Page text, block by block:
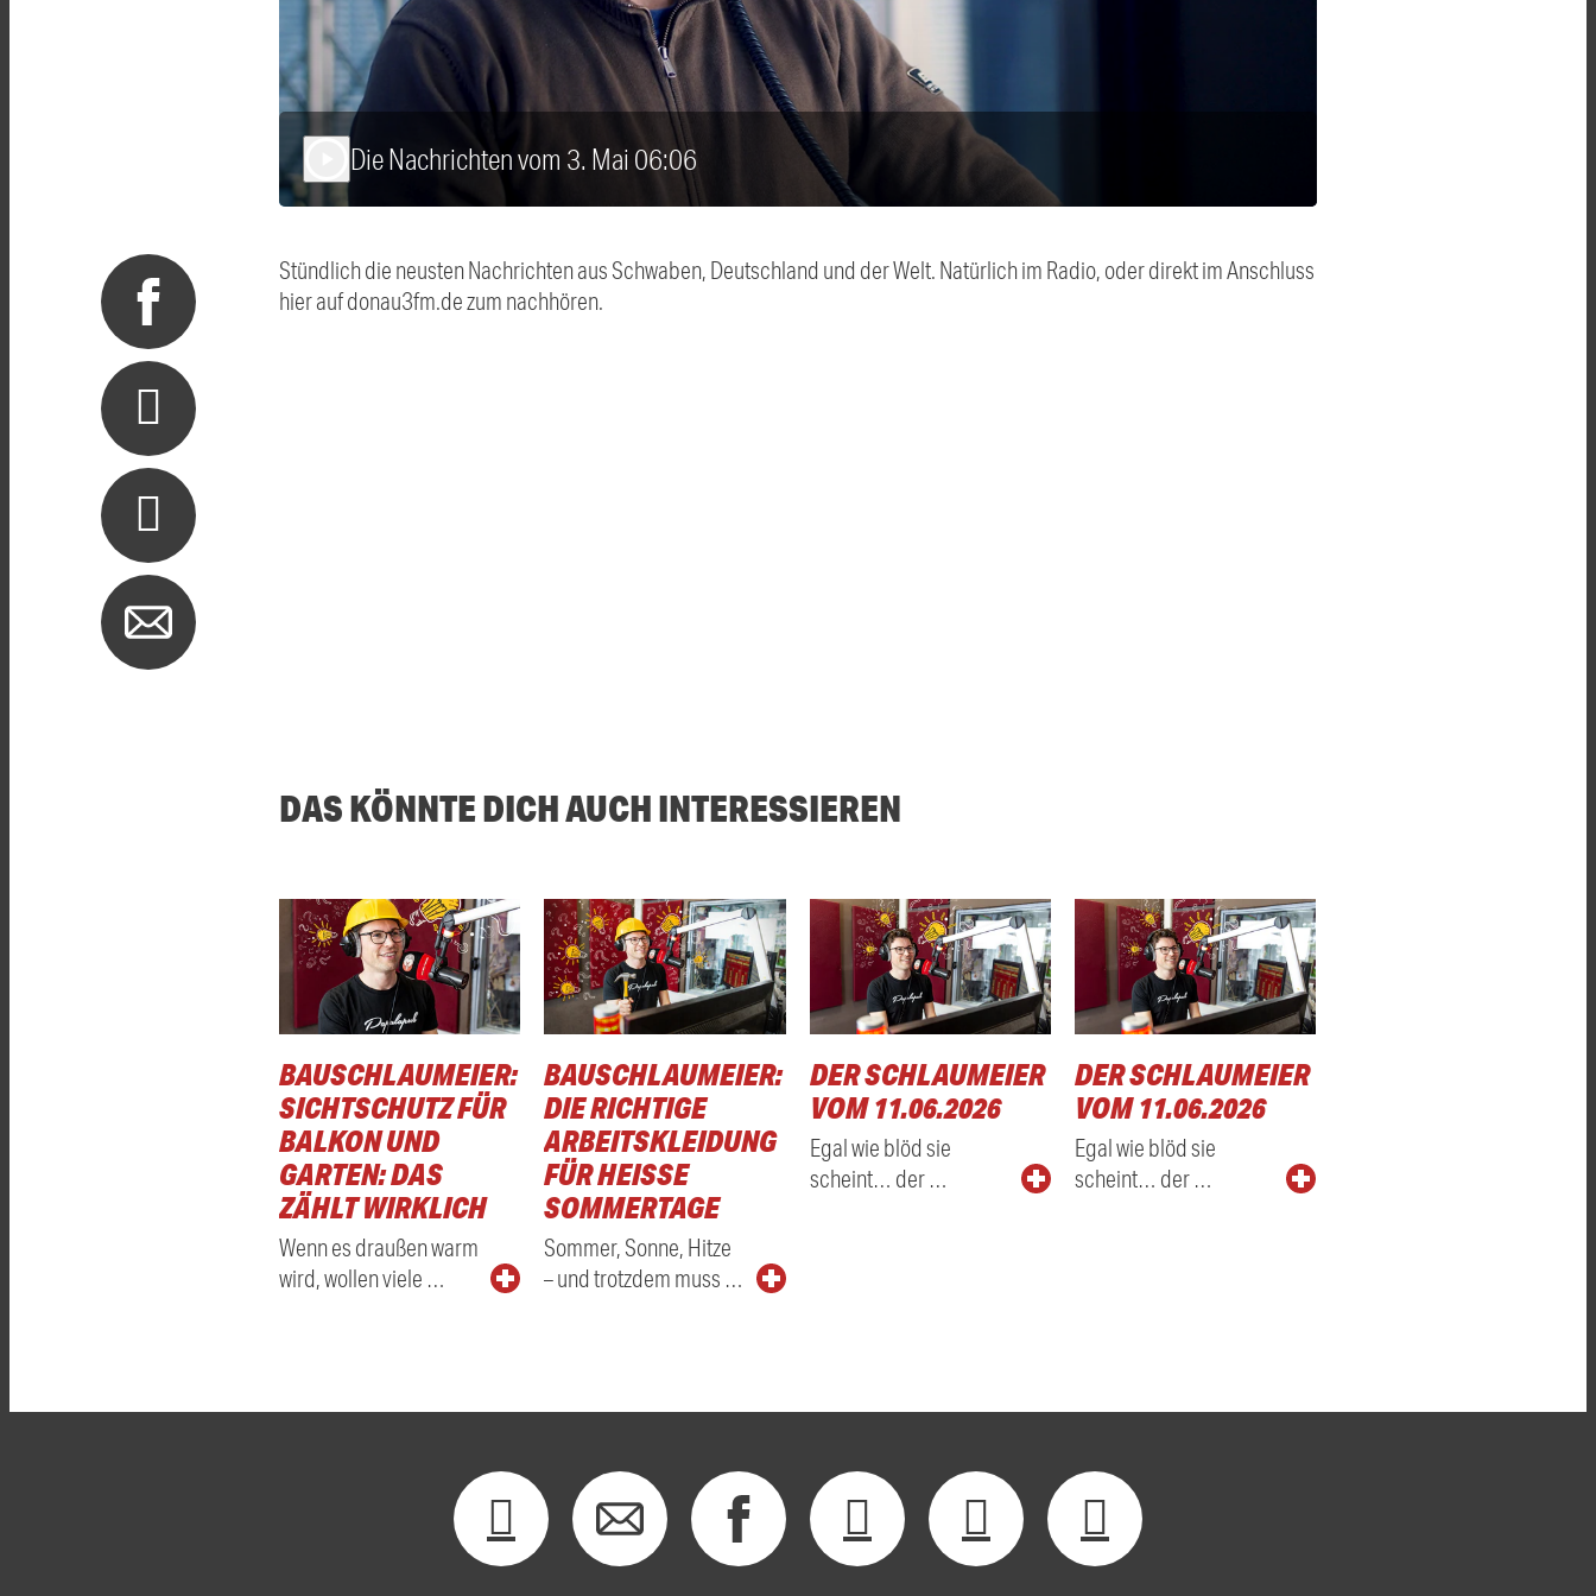
Die Nachrichten vom 3. Mai 06:06
Stündlich die neusten Nachrichten aus Schwaben, Deutschland und der Welt. Natürlich im Radio, oder direkt im Anschluss
hier auf donau3fm.de zum nachhören.
DAS KÖNNTE DICH AUCH INTERESSIEREN
BAUSCHLAUMEIER:
SICHTSCHUTZ FÜR
BALKON UND
GARTEN: DAS
ZÄHLT WIRKLICH
Wenn es draußen warm
wird, wollen viele …
BAUSCHLAUMEIER:
DIE RICHTIGE
ARBEITSKLEIDUNG
FÜR HEISSE S
OMMERTAGE
Sommer, Sonne, Hitze
– und trotzdem muss …
DER SCHLAUMEIER
VOM 11.06.2026
Egal wie blöd sie
scheint… der …
DER SCHLAUMEIER
VOM 11.06.2026
Egal wie blöd sie
scheint… der …